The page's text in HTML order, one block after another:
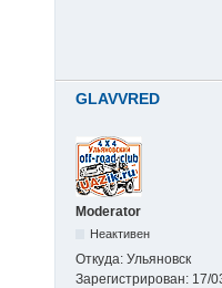
GLAVVRED
Moderator
Неактивен
Откуда: Ульяновск
Зарегистрирован: 17/